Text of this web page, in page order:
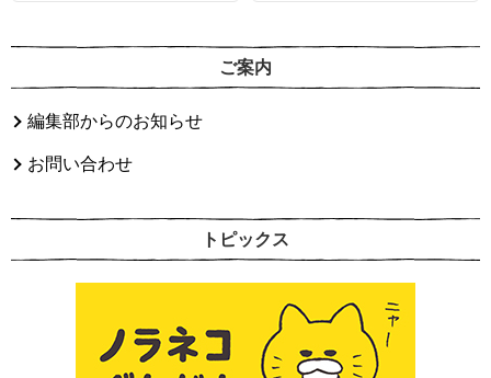
ご案内
編集部からのお知らせ
お問い合わせ
トピックス